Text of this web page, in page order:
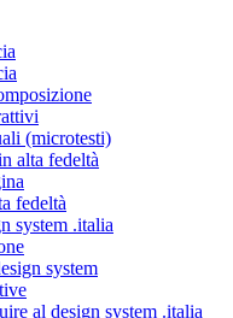
(microtesti)
alta fedeltà
fedeltà
system .italia
system
al design system .italia